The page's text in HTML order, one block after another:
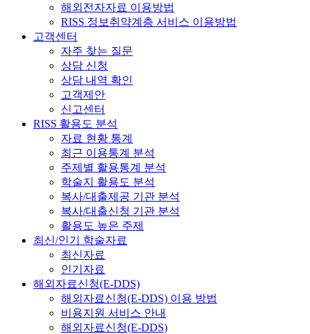
해외전자자료 이용방법
RISS 정보취약계층 서비스 이용방법
고객센터
자주 찾는 질문
상담 신청
상담 내역 확인
고객제안
신고센터
RISS 활용도 분석
자료 현황 통계
최근 이용통계 분석
주제별 활용통계 분석
학술지 활용도 분석
복사/대출제공 기관 분석
복사/대출신청 기관 분석
활용도 높은 주제
최신/인기 학술자료
최신자료
인기자료
해외자료신청(E-DDS)
해외자료신청(E-DDS) 이용 방법
비용지원 서비스 안내
해외자료신청(E-DDS)